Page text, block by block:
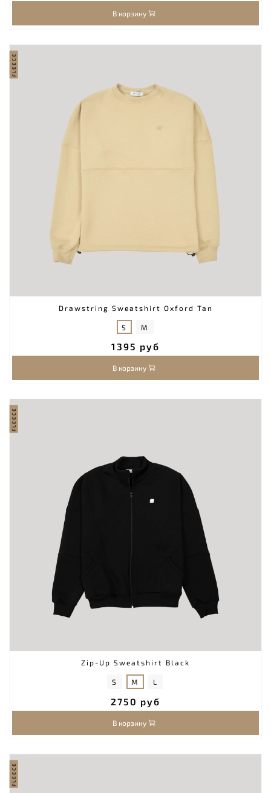
В корзину
FLEECE
Drawstring Sweatshirt Oxford Tan
S M
1395 руб
В корзину
FLEECE
Zip-Up Sweatshirt Black
S M L
2750 руб
В корзину
FLEECE